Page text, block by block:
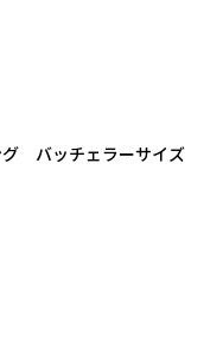
バッチェラーサイズ